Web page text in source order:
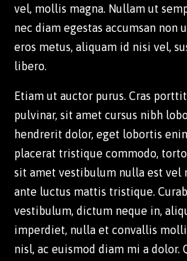
vel, mollis magna. Nullam ut
nec diam egestas accumsan non
eros metus, aliquam id nisi vel,
libero.
Etiam ut auctor purus. Cras
pulvinar, sit amet cursus nibh
hendrerit dolor, eget lobortis
placerat tristique commodo,
sit amet vestibulum nulla est vel
ante luctus mattis tristique.
vestibulum, dictum neque in,
imperdiet, nulla et convallis
nisl, ac euismod diam mi a dolor.